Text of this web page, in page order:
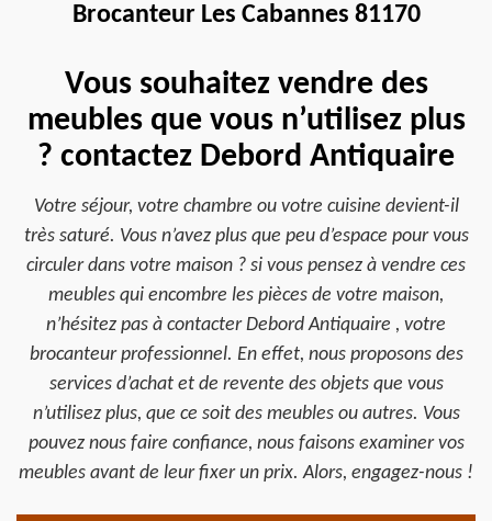
Brocanteur Les Cabannes 81170
Vous souhaitez vendre des
meubles que vous n’utilisez plus
? contactez Debord Antiquaire
Votre séjour, votre chambre ou votre cuisine devient-il
très saturé. Vous n’avez plus que peu d’espace pour vous
circuler dans votre maison ? si vous pensez à vendre ces
meubles qui encombre les pièces de votre maison,
n’hésitez pas à contacter Debord Antiquaire , votre
brocanteur professionnel. En effet, nous proposons des
services d’achat et de revente des objets que vous
n’utilisez plus, que ce soit des meubles ou autres. Vous
pouvez nous faire confiance, nous faisons examiner vos
meubles avant de leur fixer un prix. Alors, engagez-nous !